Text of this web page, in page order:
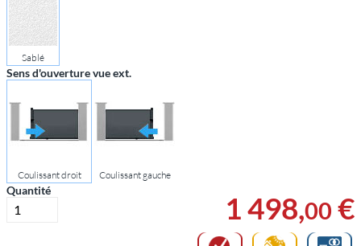
Sablé
Sens d'ouverture vue ext.
Coulissant droit Coulissant gauche
Quantité
1 498,00 €